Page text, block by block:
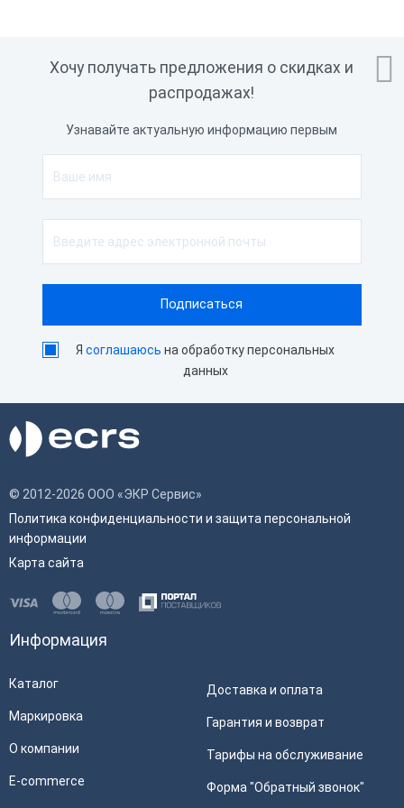

Хочу получать предложения о скидках и
распродажах!
Узнавайте актуальную информацию первым
Ясоглашаюсь на обработку персональных
данных
© 2012-2026 ООО «ЭКР Сервис»
Политика конфиденциальности и защита персональной
информации
Карта сайта
Информация
Каталог
Маркировка
О компании
E-commerce
Доставка и оплата
Гарантия и возврат
Тарифы на обслуживание
Форма "Обратный звонок"